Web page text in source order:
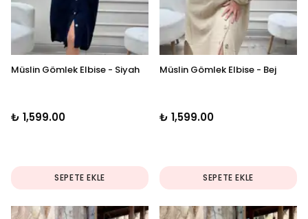
Müslin Gömlek Elbise - Siyah
₺ 1,599.00
SEPETE EKLE
Müslin Gömlek Elbise - Bej
₺ 1,599.00
SEPETE EKLE